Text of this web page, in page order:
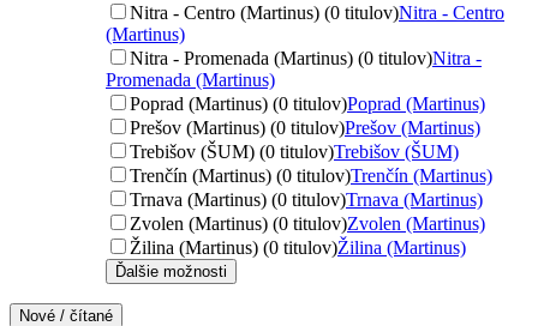
Nitra - Centro (Martinus) (0 titulov)Nitra - Centro
(Martinus)
Nitra - Promenada (Martinus) (0 titulov)Nitra -
Promenada (Martinus)
Poprad (Martinus) (0 titulov)Poprad (Martinus)
Prešov (Martinus) (0 titulov)Prešov (Martinus)
Trebišov (ŠUM) (0 titulov)Trebišov (ŠUM)
Trenčín (Martinus) (0 titulov)Trenčín (Martinus)
Trnava (Martinus) (0 titulov)Trnava (Martinus)
Zvolen (Martinus) (0 titulov)Zvolen (Martinus)
Žilina (Martinus) (0 titulov)Žilina (Martinus)
Ďalšie možnosti
Nové / čítané